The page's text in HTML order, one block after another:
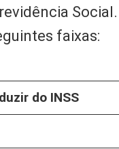
Social.
faixas:
do INSS